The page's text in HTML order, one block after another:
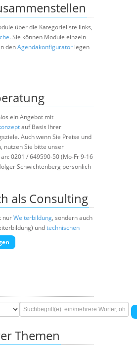
über die Kategorieliste links,
. Sie können Module einzeln
denAgendakonfigurator legen
ein Angebot mit
auf Basis Ihrer
Auch wenn Sie Preise und
nutzen Sie bitte unser
0201 / 649590-50 (Mo-Fr 9-16
Schwichtenberg persönlich
als Consulting
nurWeiterbildung, sondern auch
undtechnischen
Themen